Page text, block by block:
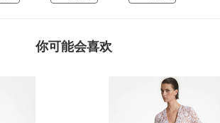
你可能会喜欢